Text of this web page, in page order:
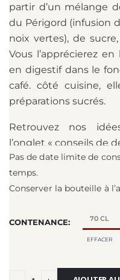
partir d’un mélange
du Périgord (infusion
noix vertes), de
Vous l’apprécierez
en digestif dans le
café. côté cuisine,
préparations sucrés.
Retrouvez nos
l’onglet « conseils de
Pas de date limite de
temps.
Conserver la bouteille à
CONTENANCE
EFFACER